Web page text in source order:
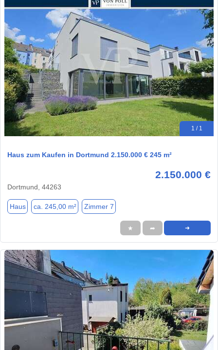
1 / 1
Haus zum Kaufen in Dortmund 2.150.000 € 245 m²
2.150.000 €
Dortmund, 44263
Haus ca. 245,00 m² Zimmer 7
★ ➦ ➜